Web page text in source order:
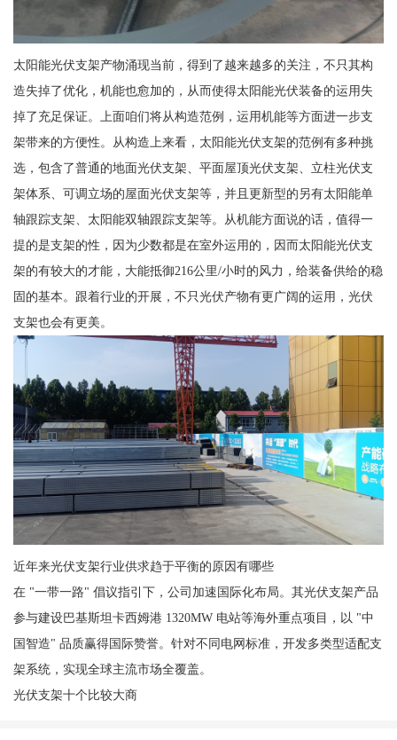
太阳能光伏支架产物涌现当前，得到了越来越多的关注，不只其构
造失掉了优化，机能也愈加的，从而使得太阳能光伏装备的运用失
掉了充足保证。上面咱们将从构造范例，运用机能等方面进一步支
架带来的方便性。从构造上来看，太阳能光伏支架的范例有多种挑
选，包含了普通的地面光伏支架、平面屋顶光伏支架、立柱光伏支
架体系、可调立场的屋面光伏支架等，并且更新型的另有太阳能单
轴跟踪支架、太阳能双轴跟踪支架等。从机能方面说的话，值得一
提的是支架的性，因为少数都是在室外运用的，因而太阳能光伏支
架的有较大的才能，大能抵御216公里/小时的风力，给装备供给的稳
固的基本。跟着行业的开展，不只光伏产物有更广阔的运用，光伏
支架也会有更美。
近年来光伏支架行业供求趋于平衡的原因有哪些
在 "一带一路" 倡议指引下，公司加速国际化布局。其光伏支架产品
参与建设巴基斯坦卡西姆港 1320MW 电站等海外重点项目，以 "中
国智造" 品质赢得国际赞誉。针对不同电网标准，开发多类型适配支
架系统，实现全球主流市场全覆盖。
光伏支架十个比较大商